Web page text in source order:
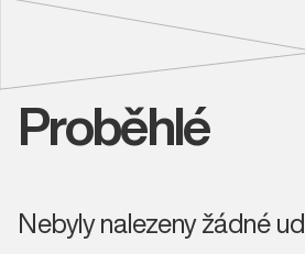
Proběhlé
Nebyly nalezeny žádné